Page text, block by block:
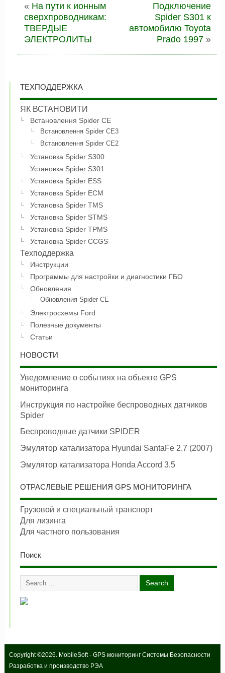
« На пути к ионным
сверхпроводникам:
ТВЕРДЫЕ
ЭЛЕКТРОЛИТЫ
Подключение
Spider S301 к
автомобилю Toyota
Prado 1997»
ТЕХПОДДЕРЖКА
ЯК ВСТАНОВИТИ
Встановлення Spider CE
Встановлення Spider CE3
Встановлення Spider CE2
Установка Spider S300
Установка Spider S301
Установка Spider ESS
Установка Spider ECM
Установка Spider TMS
Установка Spider STMS
Установка Spider TPMS
Установка Spider CCGS
Техподдержка
Инструкции
Программы для настройки и диагностики ГБО
Обновления
Обновления Spider CE
Электросхемы Ford
Полезные документы
Статьи
НОВОСТИ
Уведомление о событиях на объекте GPS
мониторинга
Инструкция по настройке беспроводных датчиков
Spider
Беспроводные датчики SPIDER
Эмулятор катализатора Hyundai SantaFe 2.7 (2007)
Эмулятор катализатора Honda Accord 3.5
ОТРАСЛЕВЫЕ РЕШЕНИЯ GPS МОНИТОРИНГА
Грузовой и специальный транспорт
Для лизинга
Для частного пользования
Поиск
Copyright ©2026. MobileSoft - GPS мониторинг Системы Безопасности
Разработка и производство РЭА